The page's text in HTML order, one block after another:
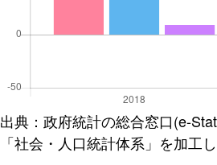
出典：政府統計の総合窓口(e-
「社会・人口統計体系」を加工